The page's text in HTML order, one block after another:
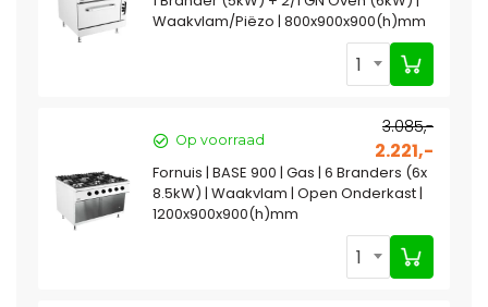
Waakvlam/Piëzo | 800x900x900(h)mm
1
Op voorraad
3.085,-
2.221,-
Fornuis | BASE 900 | Gas | 6 Branders (6x
8.5kW) | Waakvlam | Open Onderkast |
1200x900x900(h)mm
1